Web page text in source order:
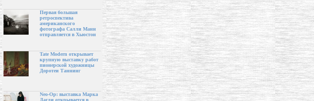
Первая большая
ретроспектива
американского
фотографа Салли Манн
отправляется в Хьюстон
Tate Modern открывает
крупную выставку работ
пионерской художницы
Доротеи Таннинг
Neo-Op: выставка Марка